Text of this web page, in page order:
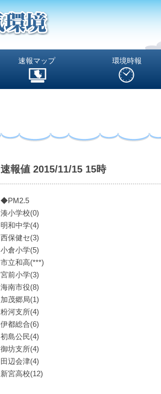
速報マップ 環境時報
速報値 2015/11/15 15時
◆PM2.5
湊小学校(0)
明和中学(4)
西保健セ(3)
小倉小学(5)
市立和高(***)
宮前小学(3)
海南市役(8)
加茂郷局(1)
粉河支所(4)
伊都総合(6)
初島公民(4)
御坊支所(4)
田辺会津(4)
新宮高校(12)